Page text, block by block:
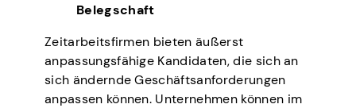
Belegschaft
Zeitarbeitsfirmen bieten äußerst
anpassungsfähige Kandidaten, die sich an
sich ändernde Geschäftsanforderungen
anpassen können. Unternehmen können im